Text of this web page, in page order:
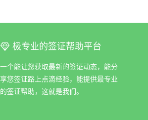
ꀆ 极专业的签证帮助平台
一个能让您获取最新的签证动态，能分
享您签证路上点滴经验，能提供最专业
的签证帮助，这就是我们。